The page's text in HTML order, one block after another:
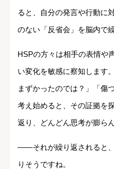
ると、自分の発言や行動に
のない「反省会」を脳内で
HSPの方々は相手の表情や
い変化を敏感に察知します
まずかったのでは？」「傷
考え始めると、その証拠を
返り、どんどん思考が膨ら
――それが繰り返されると
りそうですね。